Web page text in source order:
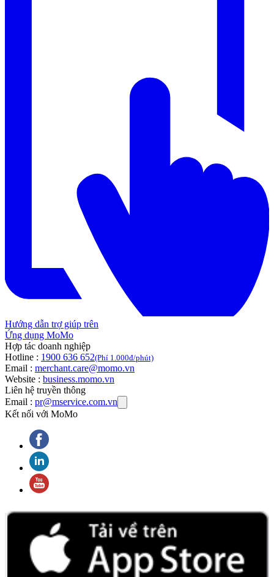
Hướng dẫn trợ giúp trên
Ứng dụng MoMo
Hợp tác doanh nghiệp
Hotline : 1900 636 652(Phí 1.000đ/phút)
Email : merchant.care@momo.vn
Website : business.momo.vn
Liên hệ truyền thông
Email : pr@mservice.com.vn
Kết nối với MoMo